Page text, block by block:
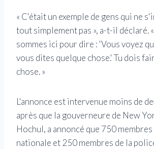
« C'était un exemple de gens qui ne
tout simplement pas », a-t-il déclaré.
sommes ici pour dire : 'Vous voyez
vous dites quelque chose.' Tu dois
chose. »
L'annonce est intervenue moins de
après que la gouverneure de New
Hochul, a annoncé que 750
nationale et 250 membres de la